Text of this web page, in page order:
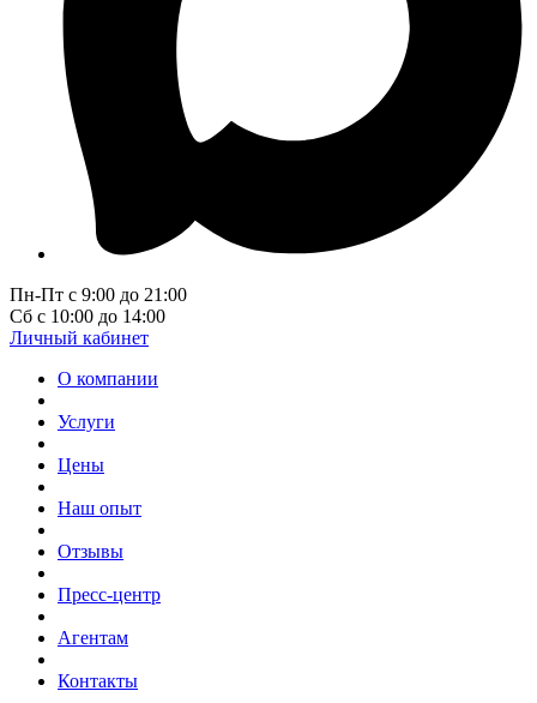
Пн-Пт с 9:00 до 21:00
Сб с 10:00 до 14:00
Личный кабинет
О компании
Услуги
Цены
Наш опыт
Отзывы
Пресс-центр
Агентам
Контакты